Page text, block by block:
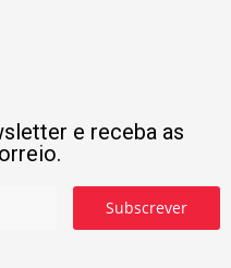
e receba as
Subscrever